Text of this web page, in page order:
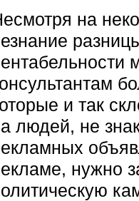
на
и так
людей, не
нужно